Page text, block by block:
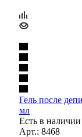
Гель после
мл
Есть в наличии
Арт.: 8468